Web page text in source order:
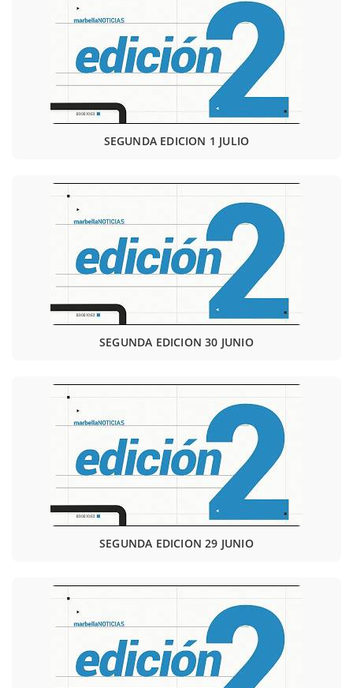
SEGUNDA EDICION 1 JULIO
SEGUNDA EDICION 30 JUNIO
SEGUNDA EDICION 29 JUNIO